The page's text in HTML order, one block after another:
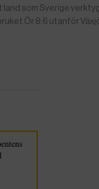
som Sverige
Ör 8:6 utanför